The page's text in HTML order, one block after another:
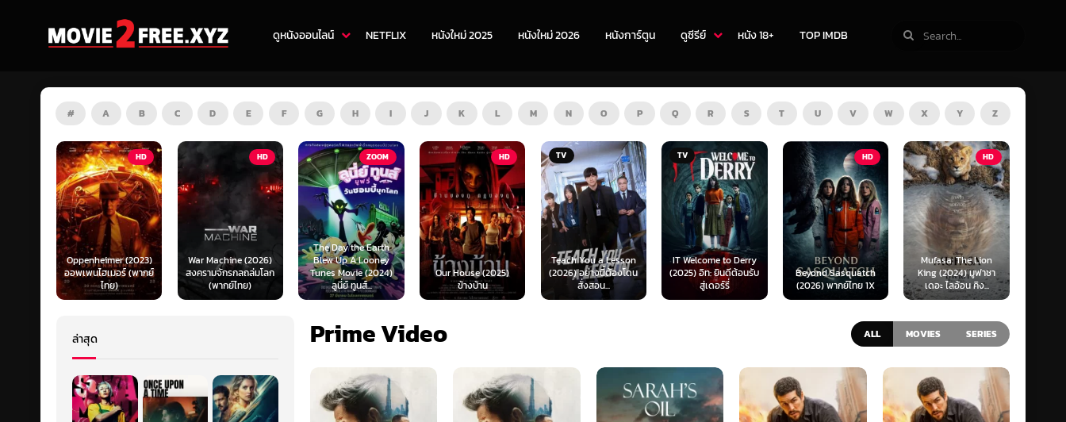
ดูหนังออนไลน์ NETFLIX หนังใหม่ 2025 หนังใหม่ 2026 หนังการ์ตูน ดูซีรีย์ หนัง 18+ TOP IMDB
# A B C D E F G H I J K L M N O P Q R S T U V W X Y Z
HD
War Machine (2026)
สงครามจักรกลถล่มโลก
(พากย์ไทย)
ZOOM
The Day the Earth
Blew Up A Looney
Tunes Movie (2024)
ลูนี่ย์ ทูนส์...
HD
Our House (2025)
ข้างบ้าน
TV
Teach You a Lesson
(2026) อย่างนี้ต้องโดน
สั่งสอน...
TV
IT Welcome to Derry
(2025) อิท: ยินดีต้อนรับ
สู่เดอร์รี่
HD
Beyond Sasquatch
(2026) พากย์ไทย 1X
HD
Mufasa: The Lion
King (2024) มูฟาซา
เดอะ ไลอ้อน คิง...
ZOOM
Obsession (2026)
สาปรักคลั่งหลอน
(SoundTrack) 1X
Prime Video ALL MOVIES SERIES
ล่าสุด